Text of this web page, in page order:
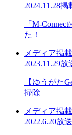
2024.11.28掲
「M-
た！
メディア掲載
2023.11.29放
【ゆうがた
掃除
メディア掲載
2022.6.20放送